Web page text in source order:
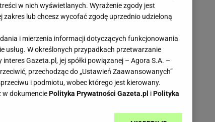
Stary, ale jary
w nich wyświetlanych. Wyrażenie zgody jest
lub chcesz wycofać zgodę uprzednio udzieloną
i mierzenia informacji dotyczących funkcjonowania
usług. W określonych przypadkach przetwarzanie
Gazeta.pl, jej spółki powiązanej – Agora S.A. –
przechodząc do „Ustawień Zaawansowanych”
i podmiotu, wobec którego jest kierowany.
w dokumenciePolityka Prywatności Gazeta.pl iPolityka